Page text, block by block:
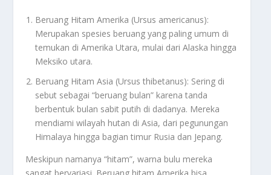
Beruang Hitam Amerika (Ursus americanus):
Merupakan spesies beruang yang paling umum di
temukan di Amerika Utara, mulai dari Alaska hingga
Meksiko utara.
Beruang Hitam Asia (Ursus thibetanus): Sering di
sebut sebagai “beruang bulan” karena tanda
berbentuk bulan sabit putih di dadanya. Mereka
mendiami wilayah hutan di Asia, dari pegunungan
Himalaya hingga bagian timur Rusia dan Jepang.
Meskipun namanya “hitam”, warna bulu mereka